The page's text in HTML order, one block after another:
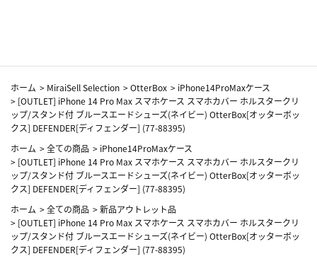
ホーム > MiraiSell Selection >OtterBox > iPhone14ProMaxケース
> [OUTLET] iPhone 14 Pro Max スマホケース スマホカバー ホルスタークリ
ップ/スタンド付 ブルースエードシューズ(ネイビー) OtterBox[オッターボッ
クス] DEFENDER[ディフェンダー] (77-88395)
ホーム >全ての商品 > iPhone14ProMaxケース
> [OUTLET] iPhone 14 Pro Max スマホケース スマホカバー ホルスタークリ
ップ/スタンド付 ブルースエードシューズ(ネイビー) OtterBox[オッターボッ
クス] DEFENDER[ディフェンダー] (77-88395)
ホーム >全ての商品 >新品アウトレット品
> [OUTLET] iPhone 14 Pro Max スマホケース スマホカバー ホルスタークリ
ップ/スタンド付 ブルースエードシューズ(ネイビー) OtterBox[オッターボッ
クス] DEFENDER[ディフェンダー] (77-88395)